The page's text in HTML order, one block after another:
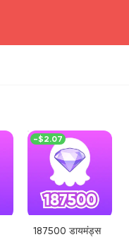
187500 डायमंड्स
-$2.07